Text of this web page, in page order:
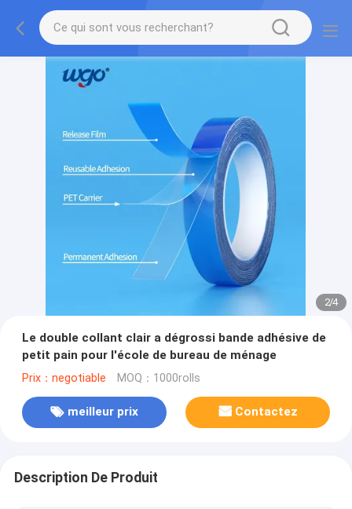
2/4
Le double collant clair a dégrossi bande adhésive de
petit pain pour l'école de bureau de ménage
Prix：negotiable MOQ：1000rolls
meilleur prix Contactez
Description De Produit